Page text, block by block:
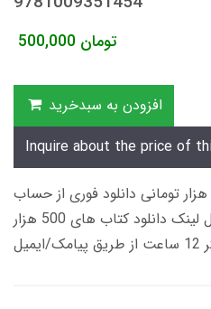
500,000 تومان
افزودن به سبدخرید
Inquire about the price of
زمان تحویل کتاب های 600 هزار تومانی دانلود فوری از حساب
کاربری می باشد، و زمان تحویل لینک دانلود کتاب های 500 هزار